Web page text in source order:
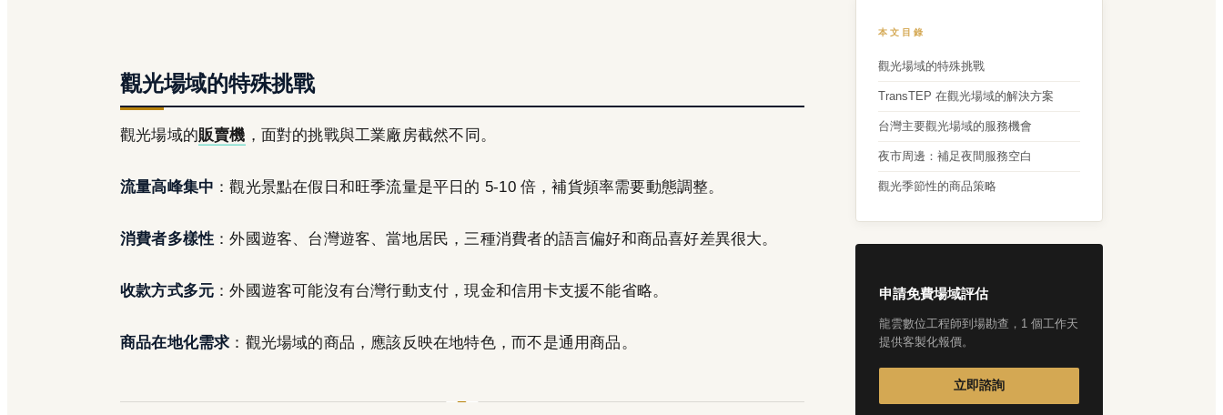
觀光場域的特殊挑戰
觀光場域的販賣機 ，面對的挑戰與工業廠房截然不同。
流量高峰集中 ：觀光景點在假日和旺季流量是平日的 5-10 倍，補貨頻率需要動態調整。
消費者多樣性 ：外國遊客、台灣遊客、當地居民，三種消費者的語言偏好和商品喜好差異很大。
收款方式多元 ：外國遊客可能沒有台灣行動支付，現金和信用卡支援不能省略。
商品在地化需求：觀光場域的商品，應該反映在地特色，而不是通用商品。
本文目錄
觀光場域的特殊挑戰
TransTEP 在觀光場域的解決方案
台灣主要觀光場域的服務機會
夜市周邊：補足夜間服務空白
觀光季節性的商品策略
申請免費場域評估
龍雲數位工程師到場勘查，1 個工作天
提供客製化報價。
立即諮詢